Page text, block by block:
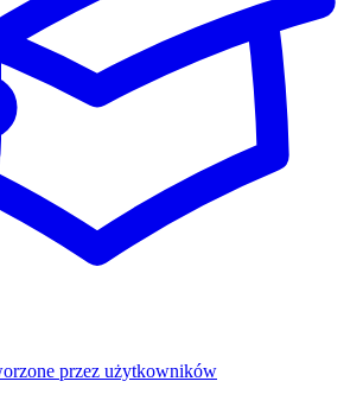
przez użytkowników